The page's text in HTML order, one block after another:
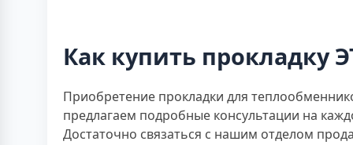
Как купить прокладку
Приобретение прокладки для
предлагаем подробные консультации на
Достаточно связаться с нашим отделом